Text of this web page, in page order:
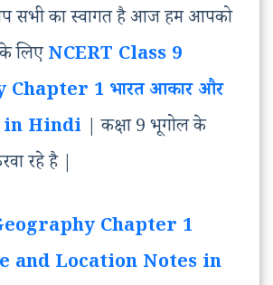
आप सभी का स्वागत है आज हम आपको
लिएNCERT Class 9
1 भारत आकार और
in Hindi | कक्षा 9 भूगोल के
रहे है |
Chapter 1
and Location Notes in